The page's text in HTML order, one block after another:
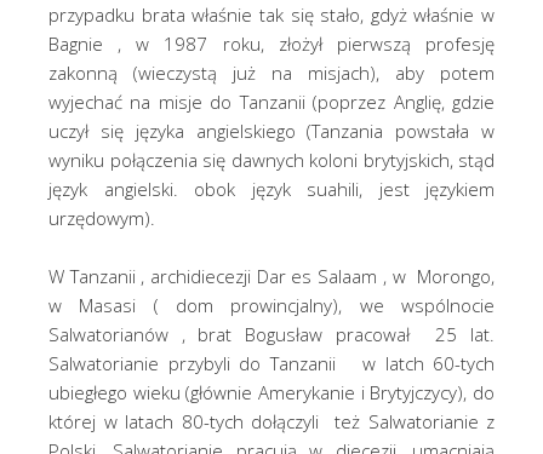
przypadku brata właśnie tak się stało, gdyż właśnie w
Bagnie , w 1987 roku, złożył pierwszą profesję
zakonną (wieczystą już na misjach), aby potem
wyjechać na misje do Tanzanii (poprzez Anglię, gdzie
uczył się języka angielskiego (Tanzania powstała w
wyniku połączenia się dawnych koloni brytyjskich, stąd
język angielski. obok język suahili, jest językiem
urzędowym).
W Tanzanii , archidiecezji Dar es Salaam , w Morongo,
w Masasi ( dom prowincjalny), we wspólnocie
Salwatorianów , brat Bogusław pracował 25 lat.
Salwatorianie przybyli do Tanzanii w latch 60-tych
ubiegłego wieku (głównie Amerykanie i Brytyjczycy), do
której w latach 80-tych dołączyli też Salwatorianie z